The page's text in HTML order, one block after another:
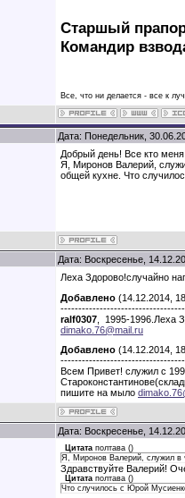
Старшый
Командир
Все, что ни делается - все к
Дата: Понедельник,
Добрый день! Все кто
Я, Миронов Валерий,
общей кухне. Что
Дата: Воскресенье,
Леха Здорово!случайно
Добавлено (14.12.2014,
ralf0307 , 1995-1996.Леха
dimako.76@mail.ru
Добавлено (14.12.2014,
Всем Привет! служил с
пишите на мыло
Дата: Воскресенье,
Цитата полтава ()
Я, Миронов Валерий, служил в
Здравствуйте Валерий!
Цитата полтава ()
Что случилось с Юрой